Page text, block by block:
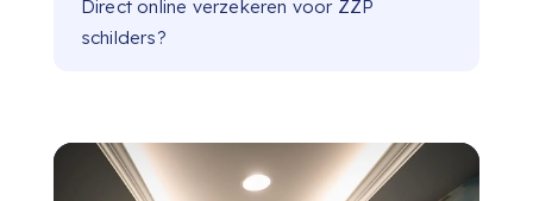
Direct online verzekeren voor ZZP
schilders?